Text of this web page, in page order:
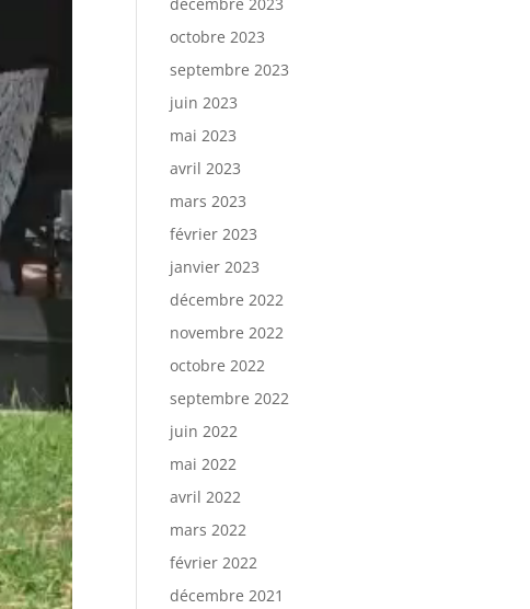
octobre 2023
septembre 2023
juin 2023
mai 2023
avril 2023
mars 2023
février 2023
janvier 2023
décembre 2022
novembre 2022
octobre 2022
septembre 2022
juin 2022
mai 2022
avril 2022
mars 2022
février 2022
décembre 2021